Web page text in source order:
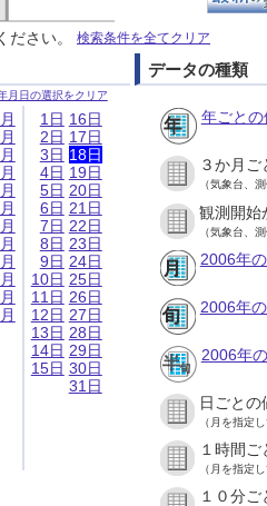
さい。 検索条件を全てクリア
月日の選択をクリア
1日
2日
3日
4日
5日
6日
7日
8日
9日
10日
11日
12日
13日
14日
15日
16日
17日
18日
19日
20日
21日
22日
23日
24日
25日
26日
27日
28日
29日
30日
31日
データの種類
年ごと
３か月
（気象台、
観測開始
（気象台、
2006年
2006年
2006年
日ごとの
（月を指定
１時間
（月を指定
１０分